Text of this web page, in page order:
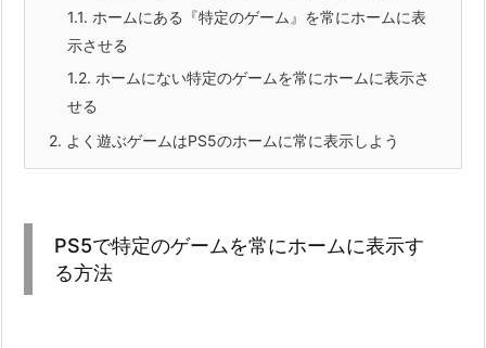
1.1. ホームにある『特定のゲーム』を常にホームに表
示させる
1.2. ホームにない特定のゲームを常にホームに表示さ
せる
2. よく遊ぶゲームはPS5のホームに常に表示しよう
PS5で特定のゲームを常にホームに表示す
る方法